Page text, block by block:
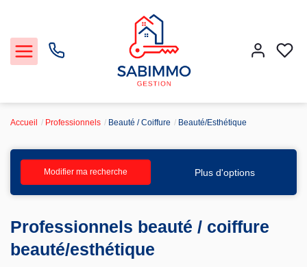
Notre Service Gestion et Location
Vendre
Accueil Professionnels Beauté / Coiffure Beauté/Esthétique
Modifier ma recherche Plus d'options
Professionnels beauté / coiffure
beauté/esthétique